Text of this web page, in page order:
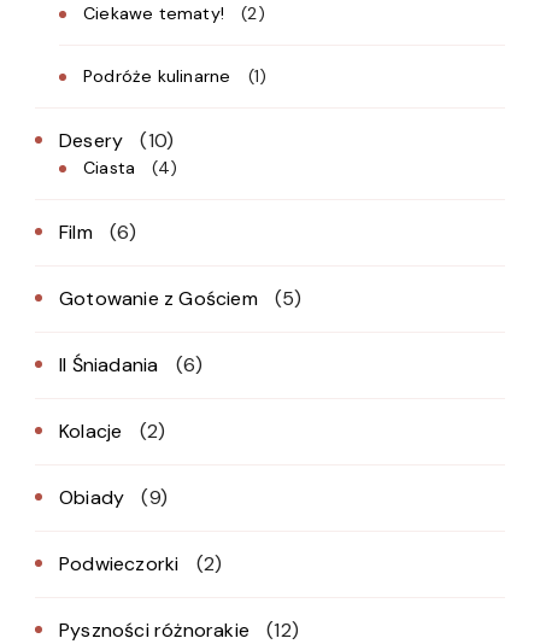
Ciekawe tematy! (2)
Podróże kulinarne (1)
Desery (10)
Ciasta (4)
Film (6)
Gotowanie z Gościem (5)
II Śniadania (6)
Kolacje (2)
Obiady (9)
Podwieczorki (2)
Pyszności różnorakie (12)